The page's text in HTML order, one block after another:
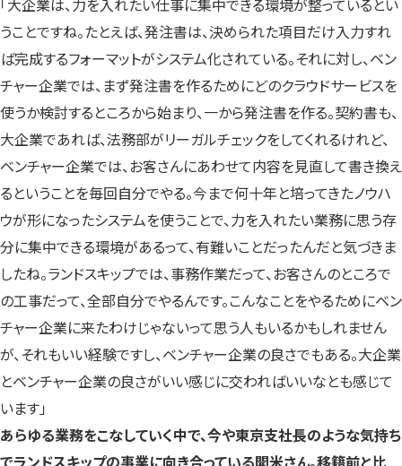
「大企業は、力を入れたい仕事に集中できる環境が整っているとい
うことですね。たとえば、発注書は、決められた項目だけ入力すれ
ば完成するフォーマットがシステム化されている。それに対し、ベン
チャー企業では、まず発注書を作るためにどのクラウドサービスを
使うか検討するところから始まり、一から発注書を作る。契約書も、
大企業であれば、法務部がリーガルチェックをしてくれるけれど、
ベンチャー企業では、お客さんにあわせて内容を見直して書き換え
るということを毎回自分でやる。今まで何十年と培ってきたノウハ
ウが形になったシステムを使うことで、力を入れたい業務に思う存
分に集中できる環境があるって、有難いことだったんだと気づきま
したね。ランドスキップでは、事務作業だって、お客さんのところで
の工事だって、全部自分でやるんです。こんなことをやるためにベン
チャー企業に来たわけじゃないって思う人もいるかもしれません
が、それもいい経験ですし、ベンチャー企業の良さでもある。大企業
とベンチャー企業の良さがいい感じに交わればいいなとも感じて
います」
あらゆる業務をこなしていく中で、今や東京支社長のような気持ち
でランドスキップの事業に向き合っている開米さん。移籍前と比